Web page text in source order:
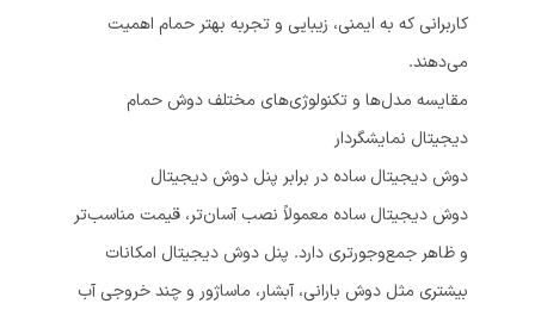
کاربرانی که به ایمنی، زیبایی و تجربه بهتر حمام اهمیت
می‌دهند.
مقایسه مدل‌ها و تکنولوژی‌های مختلف دوش حمام
دیجیتال نمایشگردار
دوش دیجیتال ساده در برابر پنل دوش دیجیتال
دوش دیجیتال ساده معمولاً نصب آسان‌تر، قیمت مناسب‌تر
و ظاهر جمع‌وجورتری دارد. پنل دوش دیجیتال امکانات
بیشتری مثل دوش بارانی، آبشار، ماساژور و چند خروجی آب